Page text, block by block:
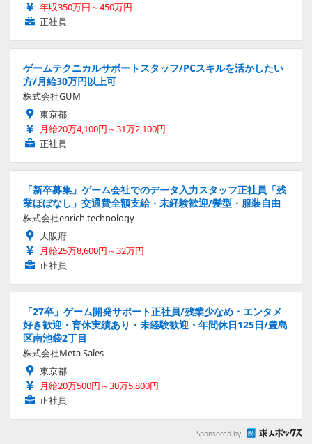
年収350万円～450万円
正社員
ゲームテクニカルサポートスタッフ/PCスキルを活かしたい
方/月給30万円以上可
株式会社GUM
東京都
月給20万4,100円～31万2,100円
正社員
「新卒募集」ゲーム会社でのデータ入力スタッフ正社員「残
業ほぼなし」交通費全額支給・未経験歓迎/髪型・服装自由
株式会社enrich technology
大阪府
月給25万8,600円～32万円
正社員
「27卒」ゲーム開発サポート正社員/残業少なめ・エンタメ
好き歓迎・育休実績あり・未経験歓迎・年間休日125日/豊島
区南池袋2丁目
株式会社Meta Sales
東京都
月給20万500円～30万5,800円
正社員
Sponsored by